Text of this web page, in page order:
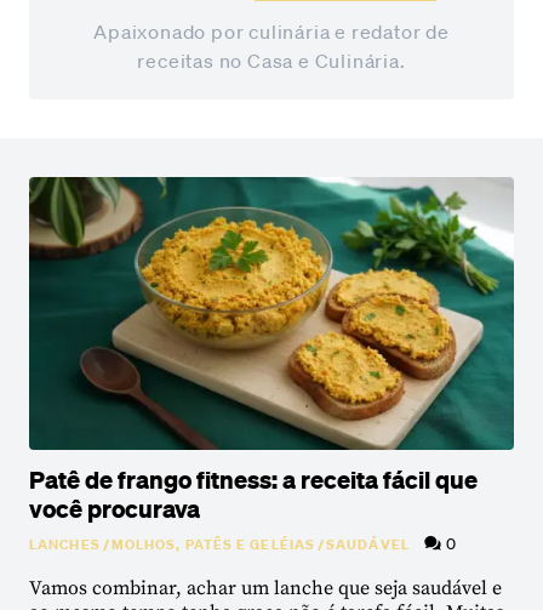
Apaixonado por culinária e redator de
receitas no Casa e Culinária.
Patê de frango fitness: a receita fácil que
você procurava
LANCHES/MOLHOS, PATÊS E GELÉIAS/SAUDÁVEL 0
Vamos combinar, achar um lanche que seja saudável e